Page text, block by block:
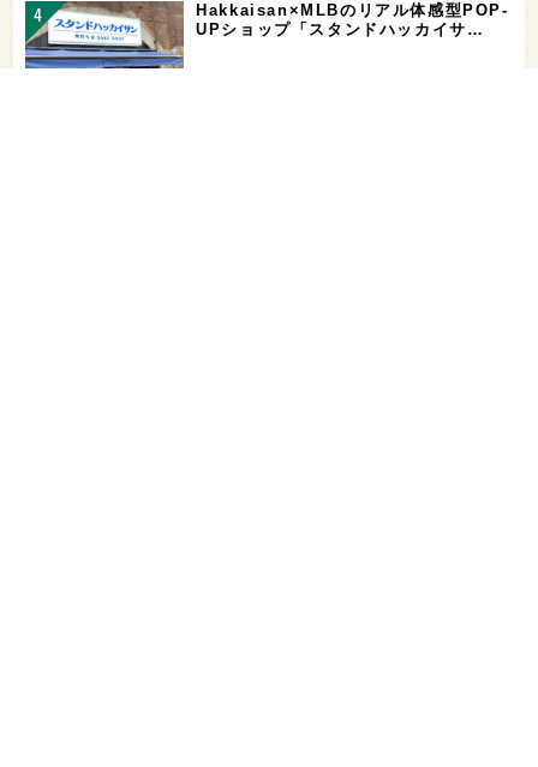
Hakkaisan×MLBのリアル体感型POP-
UPショップ「スタンドハッカイサ…